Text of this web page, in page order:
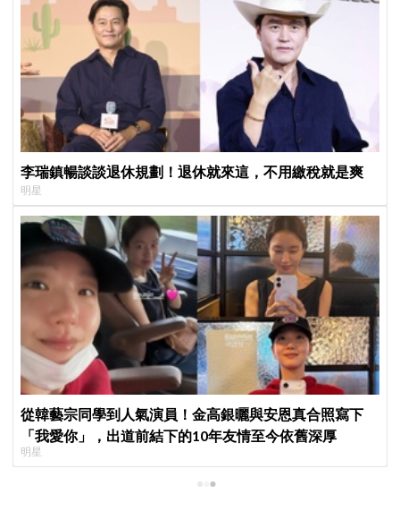
李瑞鎮暢談談退休規劃！退休就來這，不用繳稅就是爽
明星
從韓藝宗同學到人氣演員！金高銀曬與安恩真合照寫下
「我愛你」，出道前結下的10年友情至今依舊深厚
明星